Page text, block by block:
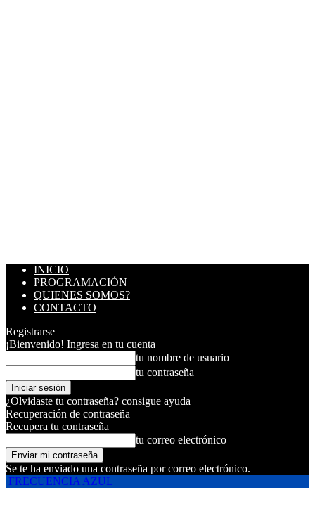
INICIO
PROGRAMACIÓN
QUIENES SOMOS?
CONTACTO
Registrarse
¡Bienvenido! Ingresa en tu cuenta
tu nombre de usuario
tu contraseña
¿Olvidaste tu contraseña? consigue ayuda
Recuperación de contraseña
Recupera tu contraseña
tu correo electrónico
Se te ha enviado una contraseña por correo electrónico.
FRECUENCIA AZUL